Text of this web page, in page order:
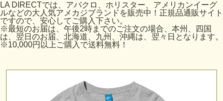
LA DIRECTでは、アバクロ、ホリスター、アメリカンイーグ
ルなどの大人気アメカジブランドを販売中！正規品通販サイト
ですので、安心してご購入下さい。
※最短のお届は、午後2時までのご注文の場合、本州、四国
は、翌日のお届、北海道、九州、沖縄は、翌々日となります。
※10,000円以上ご購入で送料無料！